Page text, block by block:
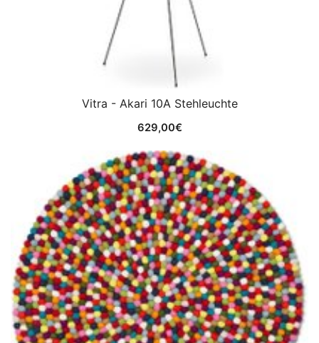
Vitra - Akari 10A Stehleuchte
629,00€